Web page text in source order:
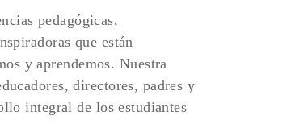
pedagógicas,
que están
y aprendemos. Nuestra
directores, padres y
integral de los estudiantes